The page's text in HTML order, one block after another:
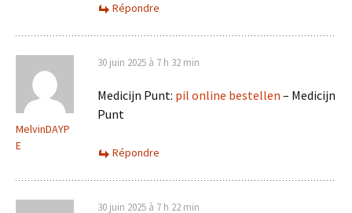
Répondre
MelvinDAYP
E
30 juin 2025 à 7 h 32 min
Medicijn Punt: pil online bestellen – Medicijn
Punt
Répondre
30 juin 2025 à 7 h 22 min